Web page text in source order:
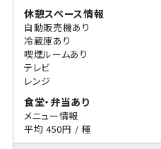
休憩スペース情報
自動販売機あり
冷蔵庫あり
喫煙ルームあり
テレビ
レンジ
食堂・弁当あり
メニュー情報
平均 450円 / 種